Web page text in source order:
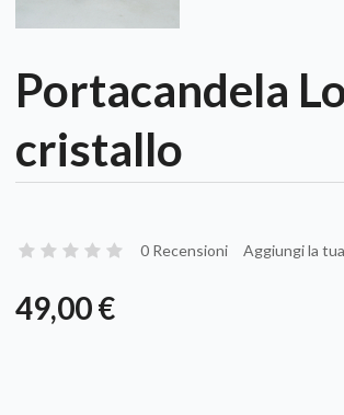
Portacandela
cristallo
0 Recensioni Aggiungi la
49,00 €